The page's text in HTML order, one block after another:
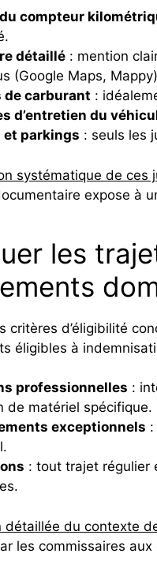
compteur
détaillé : mention
(Google Maps,
de carburant :
d’entretien du
et parkings : seuls les
systématique de ces
expose à
les
critères d’éligibilité
éligibles à
professionnelles :
de matériel spécifique.
exceptionnels
: tout trajet régulier
détaillée du contexte
les commissaires aux